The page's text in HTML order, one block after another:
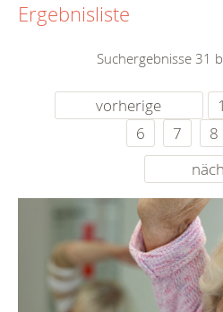
Ergebnisliste
Suchergebnisse 31
vorherige 1
6
7 8